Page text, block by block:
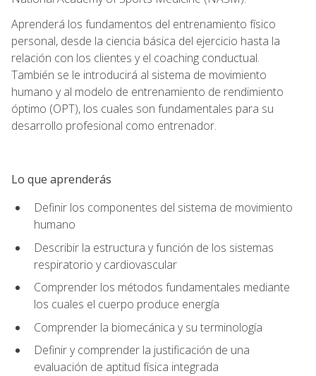
Aprenderá los fundamentos del entrenamiento físico
personal, desde la ciencia básica del ejercicio hasta la
relación con los clientes y el coaching conductual.
También se le introducirá al sistema de movimiento
humano y al modelo de entrenamiento de rendimiento
óptimo (OPT), los cuales son fundamentales para su
desarrollo profesional como entrenador.
Lo que aprenderás
Definir los componentes del sistema de movimiento
humano
Describir la estructura y función de los sistemas
respiratorio y cardiovascular
Comprender los métodos fundamentales mediante
los cuales el cuerpo produce energía
Comprender la biomecánica y su terminología
Definir y comprender la justificación de una
evaluación de aptitud física integrada